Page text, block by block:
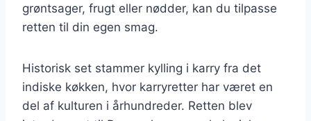
grøntsager, frugt eller nødder, kan du tilpasse
retten til din egen smag.
Historisk set stammer kylling i karry fra det
indiske køkken, hvor karryretter har været en
del af kulturen i århundreder. Retten blev